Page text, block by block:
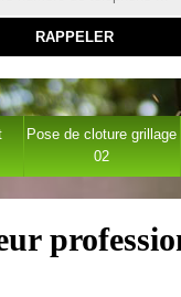
Pose de cloture grillage
02